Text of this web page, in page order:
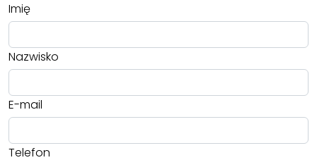
Imię
Nazwisko
E-mail
Telefon